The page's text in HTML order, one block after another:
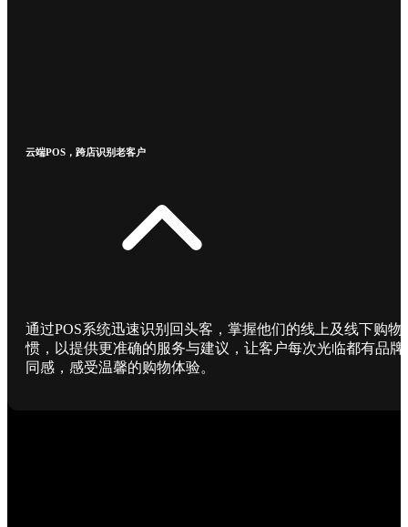
云端POS，跨店识别老客户
通过POS系统迅速识别回头客，掌握他们的线上及线下购物
惯，以提供更准确的服务与建议，让客户每次光临都有品牌
同感，感受温馨的购物体验。